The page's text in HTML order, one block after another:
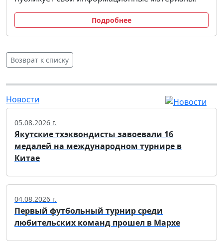
Подробнее
Возврат к списку
Новости
05.08.2026 г.
Якутские тхэквондисты завоевали 16
медалей на международном турнире в
Китае
04.08.2026 г.
Первый футбольный турнир среди
любительских команд прошел в Мархе